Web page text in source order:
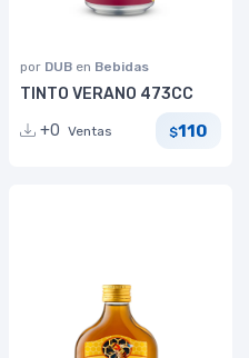
por DUB en Bebidas
TINTO VERANO 473CC
+0 Ventas $110